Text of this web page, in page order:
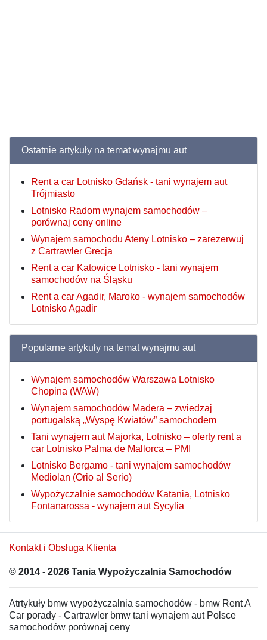
Ostatnie artykuły na temat wynajmu aut
Rent a car Lotnisko Gdańsk - tani wynajem aut
Trójmiasto
Lotnisko Radom wynajem samochodów –
porównaj ceny online
Wynajem samochodu Ateny Lotnisko – zarezerwuj
z Cartrawler Grecja
Rent a car Katowice Lotnisko - tani wynajem
samochodów na Śląsku
Rent a car Agadir, Maroko - wynajem samochodów
Lotnisko Agadir
Popularne artykuły na temat wynajmu aut
Wynajem samochodów Warszawa Lotnisko
Chopina (WAW)
Wynajem samochodów Madera – zwiedzaj
portugalską „Wyspę Kwiatów” samochodem
Tani wynajem aut Majorka, Lotnisko – oferty rent a
car Lotnisko Palma de Mallorca – PMI
Lotnisko Bergamo - tani wynajem samochodów
Mediolan (Orio al Serio)
Wypożyczalnie samochodów Katania, Lotnisko
Fontanarossa - wynajem aut Sycylia
Kontakt i Obsługa Klienta
© 2014 - 2026 Tania Wypożyczalnia Samochodów
Atrtykuły bmw wypożyczalnia samochodów - bmw Rent A
Car porady - Cartrawler bmw tani wynajem aut Polsce
samochodów porównaj ceny